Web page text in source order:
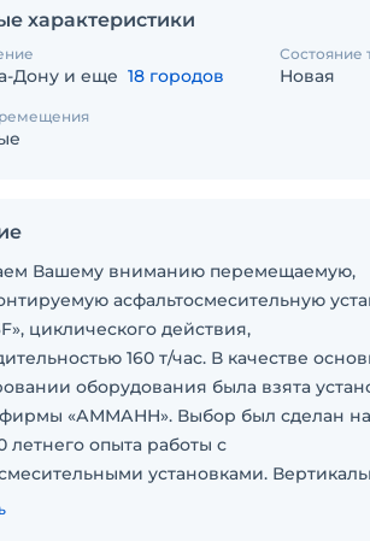
характеристики
Дону и еще 18 городов
Состояние
Новая
Вашему вниманию перемещаемую,
асфальтосмесительную
циклического действия,
160 т/час. В качестве
оборудования была взята
фирмы «АММАНН». Выбор был сделан на
летнего опыта работы с
установками.
башни установки обеспечивает